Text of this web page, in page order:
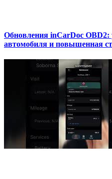
Обновления inCarDoc OBD2:
автомобиля и повышенная